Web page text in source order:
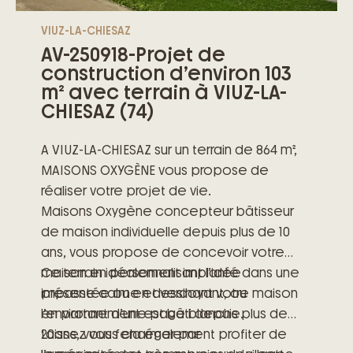
VIUZ-LA-CHIESAZ
AV-250918-Projet de
construction d’environ 103
m² avec terrain à VIUZ-LA-
CHIESAZ (74)
A VIUZ-LA-CHIESAZ sur un terrain de 864 m²,
MAISONS OXYGÈNE vous propose de
réaliser votre projet de vie.
Maisons Oxygène concepteur bâtisseur
de maison individuelle depuis plus de 10
ans, vous propose de concevoir votre
maison en personnalisant l’idée
présentée ou en dessinant votre maison
en partant d’une page blanche.
Ce terrain idéalement implanté dans une
impasse calme et verdoyant, ou
l’environnement est bâti depuis plus de
20ans, vous fera également profiter de
Laissez vous charmer par